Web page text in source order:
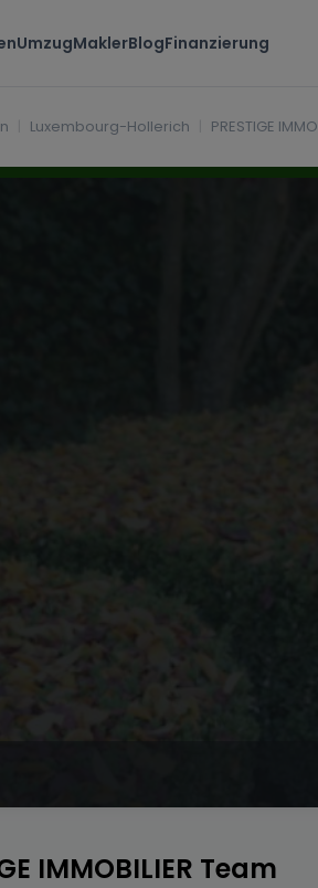
UmzugMaklerBlogFinanzierung
Luxembourg-Hollerich PRESTIGE
IMMOBILIER Team